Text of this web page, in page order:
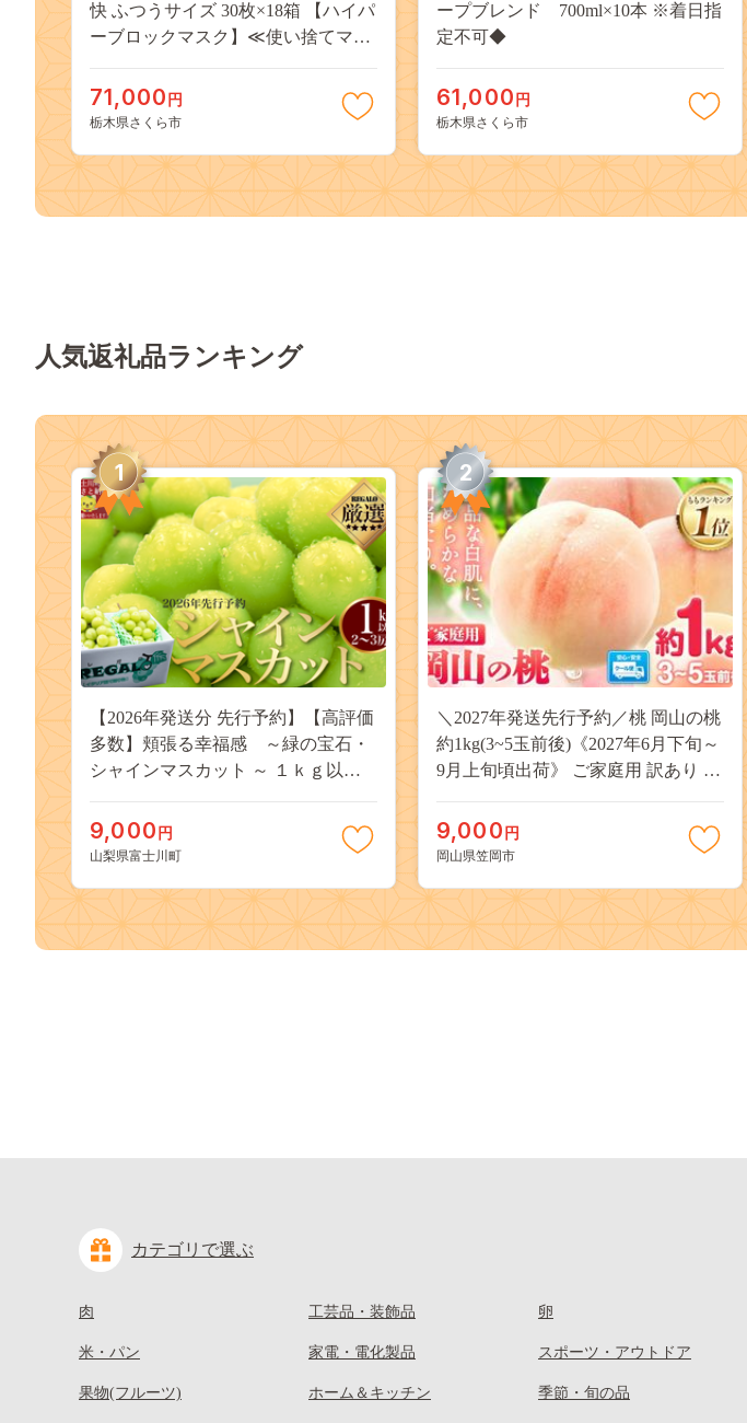
快 ふつうサイズ 30枚×18箱 【ハイパ
ーブロックマスク】≪使い捨てマス
ダスト PM2.5 BFE99% 日本製 国産
≫◇
71,000 円
栃木県さくら市
ープブレンド 700ml×10本 ※着日指
定不可◆
61,000 円
栃木県さくら市
人気返礼品ランキング
1
【2026年発送分 先行予約】【高評価
多数】頬張る幸福感 ～緑の宝石・
シャインマスカット ～ １ｋｇ以上
物 くだもの シャイン マスカット ぶ
どう ブドウ 葡萄 大粒 種なし 先行予
九千円
9,000 円
山梨県富士川町
2
＼2027年発送先行予約／桃 岡山の桃
約1kg(3~5玉前後)《2027年6月下旬～
9月上旬頃出荷》 ご家庭用 訳あり 白
果物 デザート 旬 モモ もも 先行予約
送料無料 果物 岡山県 笠岡市 清水白
kasaoka_zsy_419_100---
9,000 円
岡山県笠岡市
カテゴリで選ぶ
肉
米・パン
果物(フルーツ)
工芸品・装飾品
家電・電化製品
ホーム＆キッチン
卵
スポーツ・アウトドア
季節・旬の品